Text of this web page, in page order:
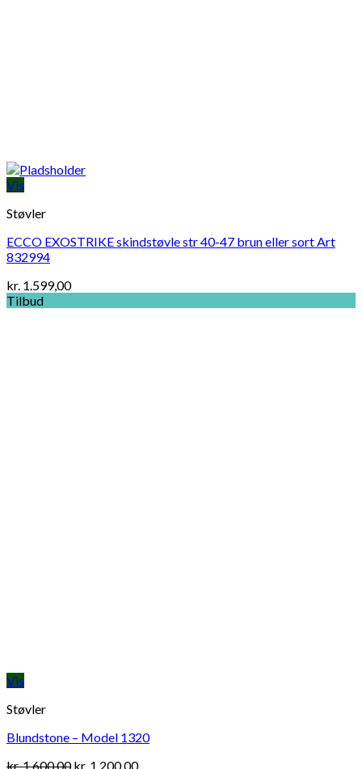
Vis
Støvler
ECCO EXOSTRIKE skindstøvle str 40-47 brun eller sort Art
832994
kr. 1.599,00
Tilbud
Vis
Støvler
Blundstone – Model 1320
kr.1.600,00 Original
kr. 1.200,00Current